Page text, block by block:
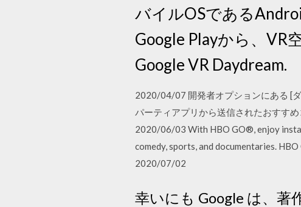
バイルOSである
Google Playから、VR
Google VR Daydream.
2020/04/07 開発者オプションにある [
パーティアプリから送信されたおすす
2020/06/03 With HBO GO®, enjoy
comedy, sports, and documentaries.
2020/07/02
幸いにも Google は、著